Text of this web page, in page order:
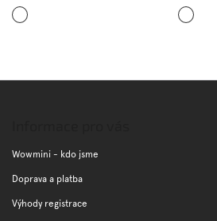
Mix
barev
Mix
barev
Wowmini - kdo jsme
Doprava a platba
Výhody registrace